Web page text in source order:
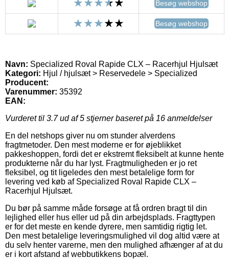
Besøg webshop
Besøg webshop
Navn: Specialized Roval Rapide CLX – Racerhjul Hjulsæt
Kategori: Hjul / hjulsæt > Reservedele > Specialized
Producent:
Varenummer: 35392
EAN:
Vurderet til 3.7ud af 5 stjerner baseret på 16 anmeldelser
En del netshops giver nu om stunder alverdens
fragtmetoder. Den mest moderne er for øjeblikket
pakkeshoppen, fordi det er ekstremt fleksibelt at kunne hente
produkterne når du har lyst. Fragtmuligheden er jo ret
fleksibel, og tit ligeledes den mest betalelige form for
levering ved køb af Specialized Roval Rapide CLX –
Racerhjul Hjulsæt.
Du bør på samme måde forsøge at få ordren bragt til din
lejlighed eller hus eller ud på din arbejdsplads. Fragttypen
er for det meste en kende dyrere, men samtidig rigtig let.
Den mest betalelige leveringsmulighed vil dog altid være at
du selv henter varerne, men den mulighed afhænger af at du
er i kort afstand af webbutikkens bopæl.